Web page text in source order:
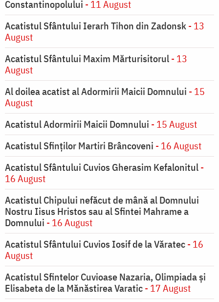
Constantinopolului - 11 August
Acatistul Sfântului Ierarh Tihon din Zadonsk- 13
August
Acatistul Sfântului Maxim Mărturisitorul- 13
August
Al doilea acatist al Adormirii Maicii Domnului - 15
August
Acatistul Adormirii Maicii Domnului - 15 August
Acatistul Sfinților Martiri Brâncoveni - 16 August
Acatistul Sfântului Cuvios Gherasim Kefalonitul-
16 August
Acatistul Chipului nefăcut de mână al Domnului
Nostru Iisus Hristos sau al Sfintei Mahrame a
Domnului - 16 August
Acatistul Sfântului Cuvios Iosif de la Văratec- 16
August
Acatistul Sfintelor Cuvioase Nazaria, Olimpiada și
Elisabeta de la Mănăstirea Varatic- 17 August